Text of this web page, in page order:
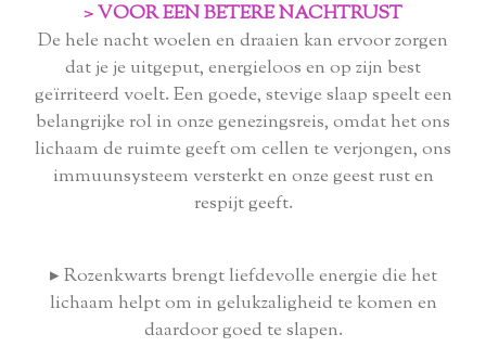
> VOOR EEN BETERE NACHTRUST
De hele nacht woelen en draaien kan ervoor zorgen
dat je je uitgeput, energieloos en op zijn best
geïrriteerd voelt. Een goede, stevige slaap speelt een
belangrijke rol in onze genezingsreis, omdat het ons
lichaam de ruimte geeft om cellen te verjongen, ons
immuunsysteem versterkt en onze geest rust en
respijt geeft.
▸ Rozenkwarts brengt liefdevolle energie die het
lichaam helpt om in gelukzaligheid te komen en
daardoor goed te slapen.